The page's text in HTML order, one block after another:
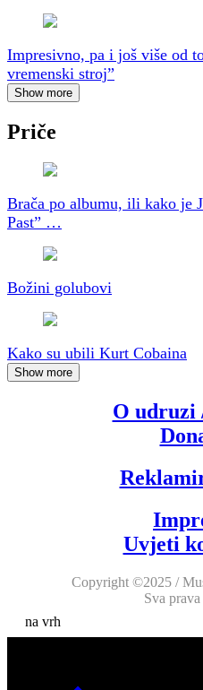
Impresivno, pa i još više od
vremenski stroj”
Show more
Priče
Brača po albumu, ili kako je
Past” …
Božini golubovi
Kako su ubili Kurt Cobaina
Show more
O udruzi
Uvjeti
Copyright ©2025 /
Sva
na vrh